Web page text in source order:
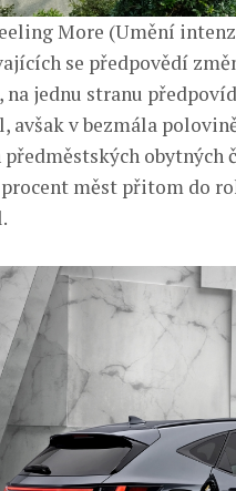
More (Umění
se předpovědí
jednu stranu
v bezmála
obytných
měst přitom do